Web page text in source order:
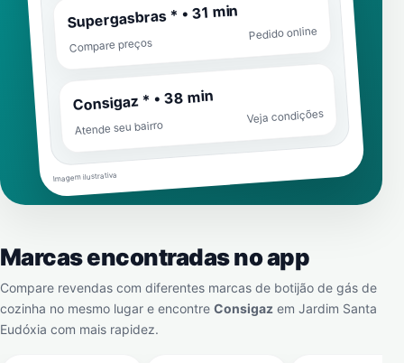
Supergasbras * • 31 min
Compare preços
Pedido online
Consigaz * • 38 min
Atende seu bairro
Veja condições
Imagem ilustrativa
Marcas encontradas no app
Compare revendas com diferentes marcas de botijão de gás de
cozinha no mesmo lugar e encontre Consigaz em Jardim Santa
Eudóxia com mais rapidez.